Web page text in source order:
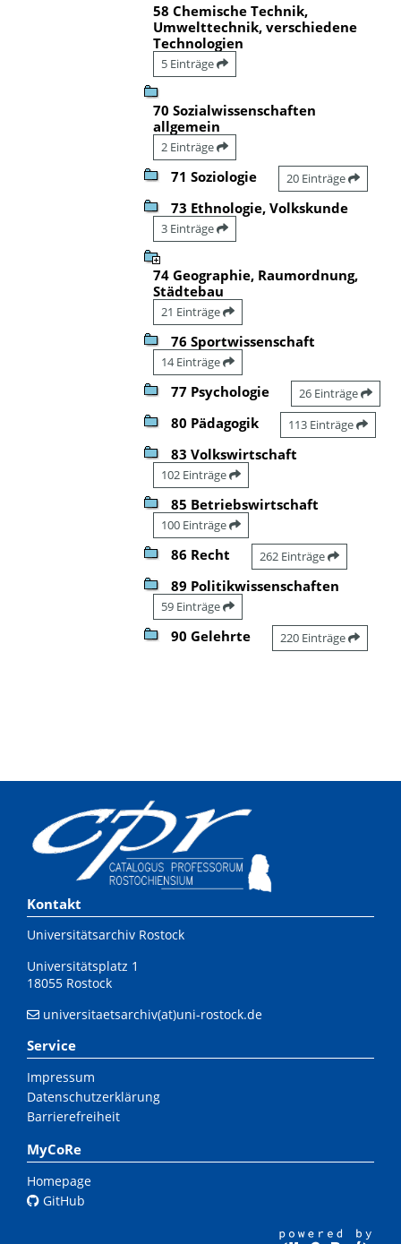
58 Chemische Technik,
Umwelttechnik, verschiedene
Technologien
5 Einträge
70 Sozialwissenschaften
allgemein
2 Einträge
71 Soziologie 20 Einträge
73 Ethnologie, Volkskunde
3 Einträge
74 Geographie, Raumordnung,
Städtebau
21 Einträge
76 Sportwissenschaft
14 Einträge
77 Psychologie 26 Einträge
80 Pädagogik 113 Einträge
83 Volkswirtschaft
102 Einträge
85 Betriebswirtschaft
100 Einträge
86 Recht 262 Einträge
89 Politikwissenschaften
59 Einträge
90 Gelehrte 220 Einträge
Kontakt
Universitätsarchiv Rostock
Universitätsplatz 1
18055 Rostock
universitaetsarchiv(at)uni-rostock.de
Service
Impressum
Datenschutzerklärung
Barrierefreiheit
MyCoRe
Homepage
GitHub